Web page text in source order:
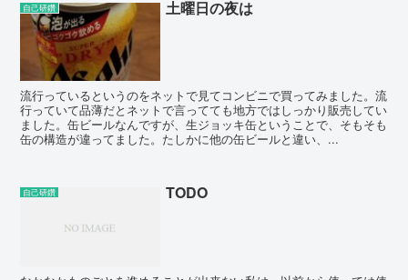
自己研鑽 土曜日の夜は
流行っているというのをネットで見てコンビニで買ってみました。流
行っていて品薄だとネットで言ってても地方ではしっかり販売してい
ました。缶ビールなんですが、生ジョッキ缶ということで、そもそも
缶の構造が違ってました。たしかに他の缶ビールと違い、...
自己研鑽 TODO